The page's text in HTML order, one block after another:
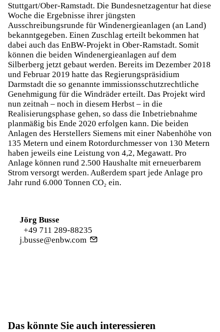
Stuttgart/Ober-Ramstadt. Die Bundesnetzagentur hat diese
Woche die Ergebnisse ihrer jüngsten
Ausschreibungsrunde für Windenergieanlagen (an Land)
bekanntgegeben. Einen Zuschlag erteilt bekommen hat
dabei auch das EnBW-Projekt in Ober-Ramstadt. Somit
können die beiden Windenergieanlagen auf dem
Silberberg jetzt gebaut werden. Bereits im Dezember 2018
und Februar 2019 hatte das Regierungspräsidium
Darmstadt die so genannte immissionsschutzrechtliche
Genehmigung für die Windräder erteilt. Das Projekt wird
nun zeitnah – noch in diesem Herbst – in die
Realisierungsphase gehen, so dass die Inbetriebnahme
planmäßig bis Ende 2020 erfolgen kann. Die beiden
Anlagen des Herstellers Siemens mit einer Nabenhöhe von
135 Metern und einem Rotordurchmesser von 130 Metern
haben jeweils eine Leistung von 4,2, Megawatt. Pro
Anlage können rund 2.500 Haushalte mit erneuerbarem
Strom versorgt werden. Außerdem spart jede Anlage pro
Jahr rund 6.000 Tonnen CO₂ ein.
Jörg Busse
+49 711 289-88235
j.busse@enbw.com
Das könnte Sie auch interessieren